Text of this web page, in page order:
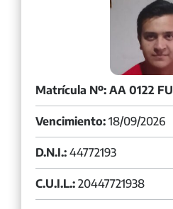
Matrícula Nº: AA 0122 FU
Vencimiento: 18/09/2026
D.N.I.: 44772193
C.U.I.L.: 20447721938